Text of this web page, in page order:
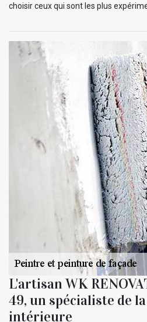
choisir ceux qui sont les plus
L'artisan WK
49, un spécialiste de
intérieure